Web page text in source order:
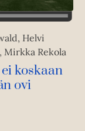
Helvi
Mirkka Rekola
koskaan
ovi